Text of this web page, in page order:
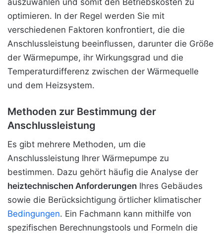
auszuwählen und somit den Betriebskosten zu
optimieren. In der Regel werden Sie mit
verschiedenen Faktoren konfrontiert, die die
Anschlussleistung beeinflussen, darunter die Größe
der Wärmepumpe, ihr Wirkungsgrad und die
Temperaturdifferenz zwischen der Wärmequelle
und dem Heizsystem.
Methoden zur Bestimmung der
Anschlussleistung
Es gibt mehrere Methoden, um die
Anschlussleistung Ihrer Wärmepumpe zu
bestimmen. Dazu gehört häufig die Analyse der
heiztechnischen Anforderungen Ihres Gebäudes
sowie die Berücksichtigung örtlicher klimatischer
Bedingungen. Ein Fachmann kann mithilfe von
spezifischen Berechnungstools und Formeln die